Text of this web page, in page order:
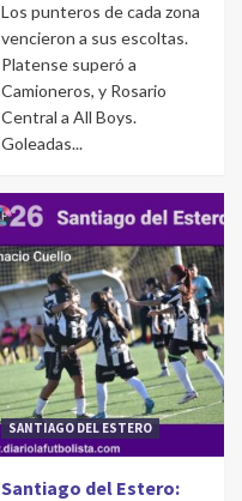
Los punteros de cada zona
vencieron a sus escoltas.
Platense superó a
Camioneros, y Rosario
Central a All Boys.
Goleadas...
SANTIAGO DEL ESTERO
Santiago del Estero: